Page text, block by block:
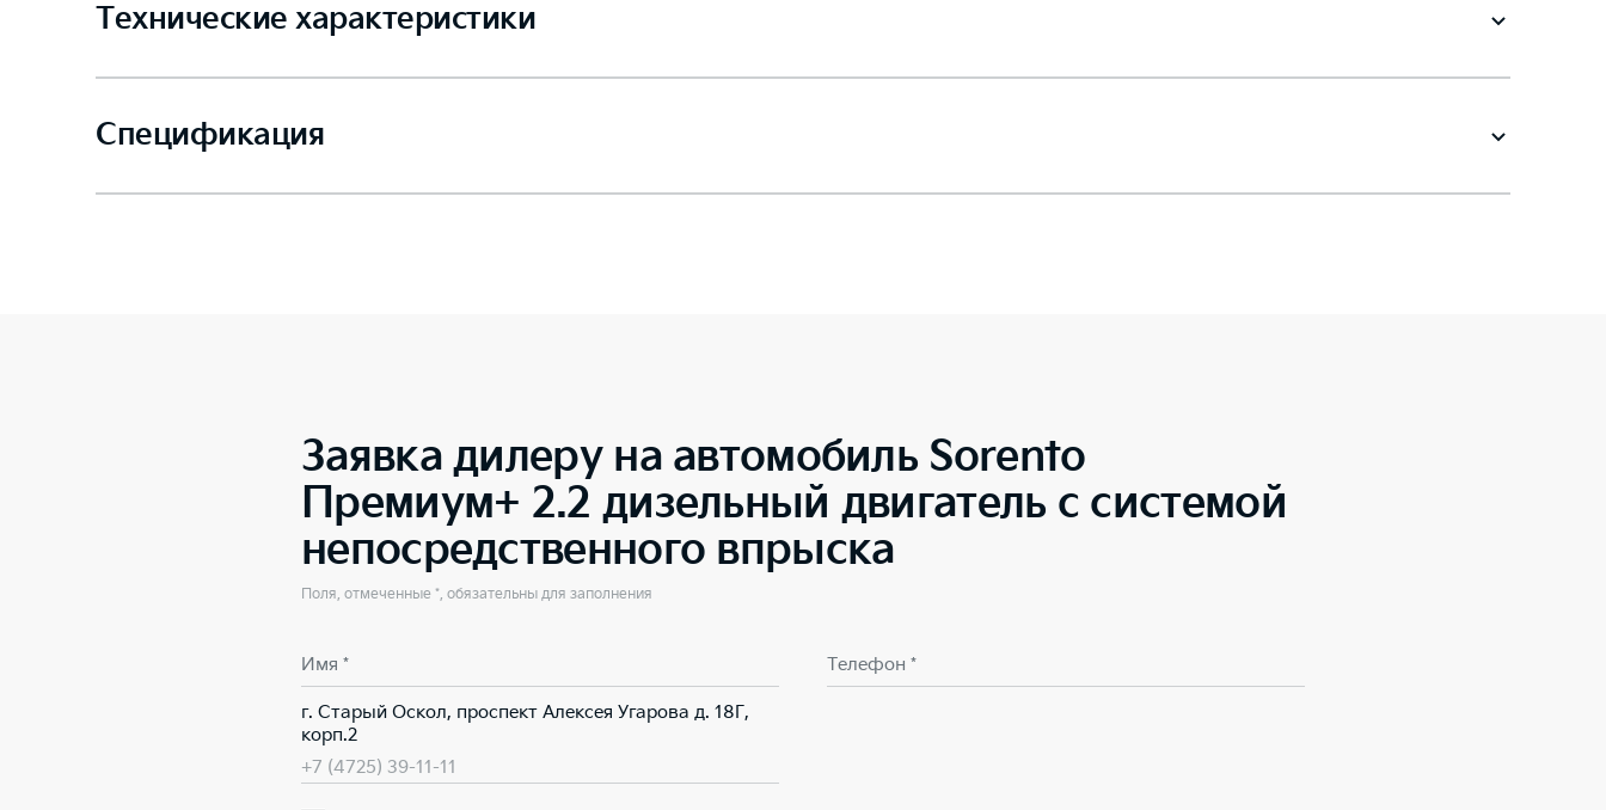
Технические характеристики
Спецификация
Заявка дилеру на автомобиль Sorento
Премиум+ 2.2 дизельный двигатель с системой
непосредственного впрыска
Поля, отмеченные *, обязательны для заполнения
Имя * Телефон *
г. Старый Оскол, проспект Алексея Угарова д. 18Г,
корп.2
+7 (4725) 39-11-11